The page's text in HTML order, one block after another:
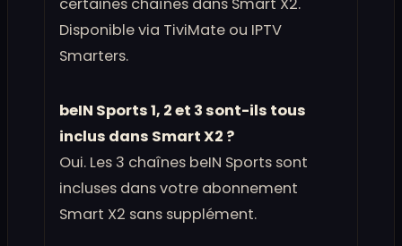
certaines chaînes dans Smart X2.
Disponible via TiviMate ou IPTV
Smarters.
beIN Sports 1, 2 et 3 sont-ils tous
inclus dans Smart X2 ?
Oui. Les 3 chaînes beIN Sports sont
incluses dans votre abonnement
Smart X2 sans supplément.